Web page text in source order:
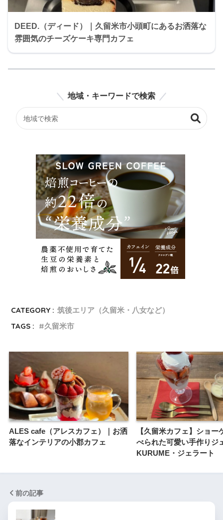
DEED.（ディード）｜久留米市小頭町にあるお洒落な
雰囲気のチーズケーキ専門カフェ
地域・キーワードで検索
CATEGORY : 筑後エリア（久留米・八女など）
TAGS :
久留米市
ALES cafe（アレスカフェ）｜お洒
落なインテリアの小郡カフェ
【久留米カフェ】ショー
べられた可愛い手作りジ
KURUME・ジェラート
前の記事